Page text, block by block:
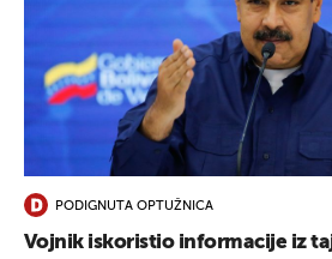
PODIGNUTA OPTUŽNICA
Vojnik iskoristio informacije iz